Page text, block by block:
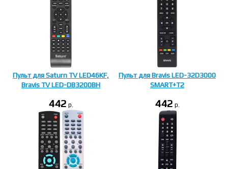
Пульт для Saturn TV LED46KF,
Bravis TV LED-DB3200BH
442 p.
Пульт для Bravis LED-32D3000
SMART+T2
442 p.